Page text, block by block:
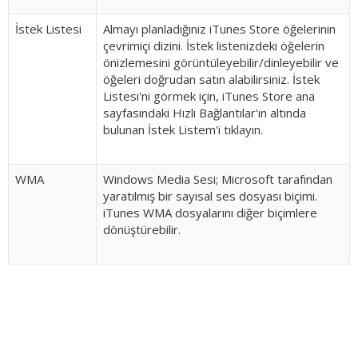
İstek Listesi
Almayı planladığınız iTunes Store öğelerinin
çevrimiçi dizini. İstek listenizdeki öğelerin
önizlemesini görüntüleyebilir/dinleyebilir ve
öğeleri doğrudan satın alabilirsiniz. İstek
Listesi'ni görmek için, iTunes Store ana
sayfasındaki Hızlı Bağlantılar'ın altında
bulunan İstek Listem'i tıklayın.
WMA
Windows Media Sesi; Microsoft tarafından
yaratılmış bir sayısal ses dosyası biçimi.
iTunes WMA dosyalarını diğer biçimlere
dönüştürebilir.